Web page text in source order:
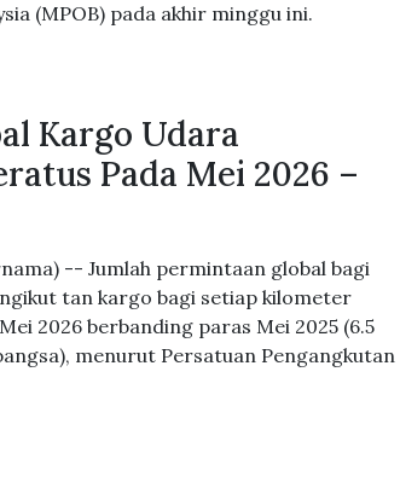
(MPOB) pada akhir minggu ini.
Kargo Udara
Pada Mei 2026 –
-- Jumlah permintaan global bagi
tan kargo bagi setiap kilometer
2026 berbanding paras Mei 2025 (6.5
menurut Persatuan Pengangkutan